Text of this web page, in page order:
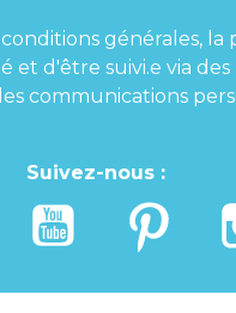
générales, la
et d'être suivi.e via des
communications
Suivez-nous :